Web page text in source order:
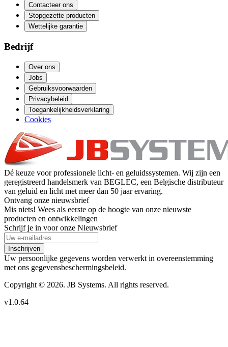
Contacteer ons
Stopgezette producten
Wettelijke garantie
Bedrijf
Over ons
Jobs
Gebruiksvoorwaarden
Privacybeleid
Toegankelijkheidsverklaring
Cookies
Dé keuze voor professionele licht- en geluidssystemen. Wij zijn een
geregistreerd handelsmerk van BEGLEC, een Belgische distributeur
van geluid en licht met meer dan 50 jaar ervaring.
Ontvang onze nieuwsbrief
Mis niets! Wees als eerste op de hoogte van onze nieuwste
producten en ontwikkelingen
Schrijf je in voor onze Nieuwsbrief
Inschrijven
Uw persoonlijke gegevens worden verwerkt in overeenstemming
met ons gegevensbeschermingsbeleid.
Copyright © 2026. JB Systems. All rights reserved.
v1.0.64